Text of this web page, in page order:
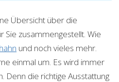
Übersicht über die
Sie zusammengestellt. Wie
und noch vieles mehr.
einmal um. Es wird immer
Denn die richtige Ausstattung